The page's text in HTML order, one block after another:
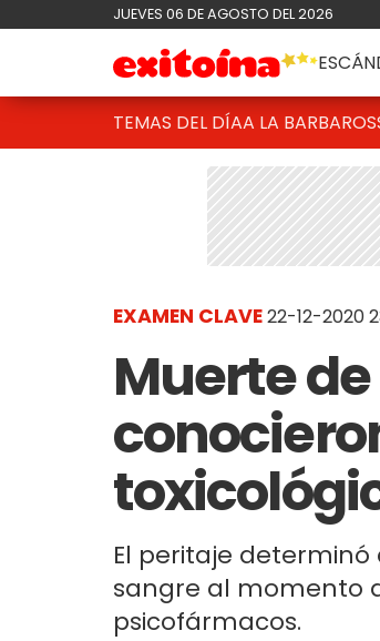
JUEVES 06 DE AGOSTO DEL 2026
TEMAS DEL DÍAA LA
EXAMEN CLAVE22-12-2020
Muerte
El peritaje determinó
sangre al momento
psicofármacos.